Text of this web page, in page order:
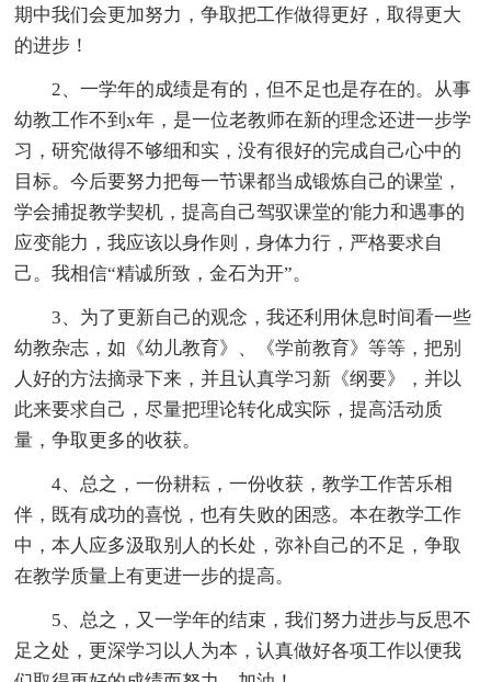
期中我们会更加努力，争取把工作做得更好，取得更大
的进步！
2、一学年的成绩是有的，但不足也是存在的。从事
幼教工作不到x年，是一位老教师在新的理念还进一步学
习，研究做得不够细和实，没有很好的完成自己心中的
目标。今后要努力把每一节课都当成锻炼自己的课堂，
学会捕捉教学契机，提高自己驾驭课堂的'能力和遇事的
应变能力，我应该以身作则，身体力行，严格要求自
己。我相信“精诚所致，金石为开”。
3、为了更新自己的观念，我还利用休息时间看一些
幼教杂志，如《幼儿教育》、《学前教育》等等，把别
人好的方法摘录下来，并且认真学习新《纲要》，并以
此来要求自己，尽量把理论转化成实际，提高活动质
量，争取更多的收获。
4、总之，一份耕耘，一份收获，教学工作苦乐相
伴，既有成功的喜悦，也有失败的困惑。本在教学工作
中，本人应多汲取别人的长处，弥补自己的不足，争取
在教学质量上有更进一步的提高。
5、总之，又一学年的结束，我们努力进步与反思不
足之处，更深学习以人为本，认真做好各项工作以便我